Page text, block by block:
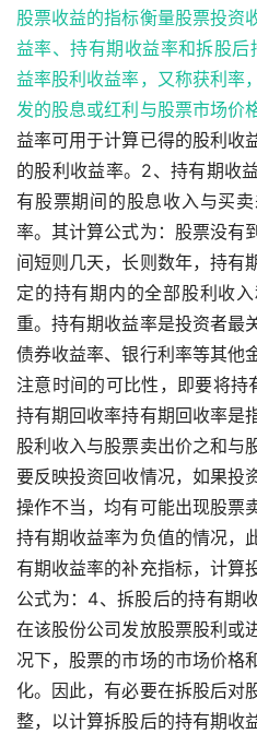
股票收益的指标衡量股票投资
益率、持有期收益率和拆股
益率股利收益率，又称获利率
发的股息或红利与股票市场价
益率可用于计算已得的股利收
的股利收益率。2、持有期收
有股票期间的股息收入与买
率。其计算公式为：股票没有
间短则几天，长则数年，持有
定的持有期内的全部股利收
重。持有期收益率是投资者最
债券收益率、银行利率等其他
注意时间的可比性，即要将持
持有期回收率持有期回收率是
股利收入与股票卖出价之和与
要反映投资回收情况，如果投
操作不当，均有可能出现股票
持有期收益率为负值的情况，
有期收益率的补充指标，计算
公式为：4、拆股后的持有期
在该股份公司发放股票股利或
况下，股票的市场的市场价格
化。因此，有必要在拆股后对
整，以计算拆股后的持有期收